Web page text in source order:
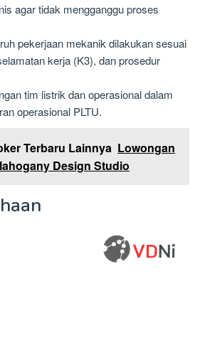
agar tidak mengganggu proses
pekerjaan mekanik dilakukan sesuai
kerja (K3), dan prosedur
tim listrik dan operasional dalam
operasional PLTU.
Terbaru Lainnya Lowongan
Design Studio